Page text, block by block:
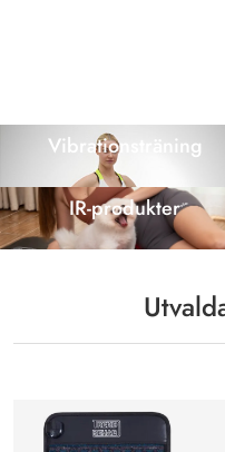
Vibrationsträning
IR-produkter